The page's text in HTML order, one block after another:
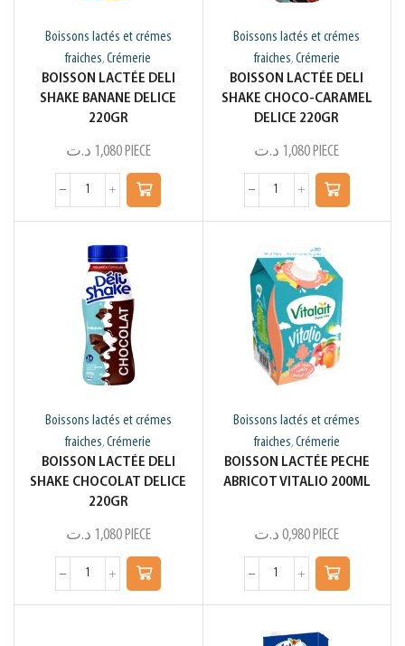
Boissons lactés et crémes
fraiches,Crémerie
BOISSON LACTÉE DELI
SHAKE BANANE DELICE
220GR
1,080 د.ت PIECE
Boissons lactés et crémes
fraiches, Crémerie
BOISSON LACTÉE DELI
SHAKE CHOCO-CARAMEL
DELICE 220GR
1,080 د.ت PIECE
Boissons lactés et crémes
fraiches,Crémerie
BOISSON LACTÉE DELI
SHAKE CHOCOLAT DELICE
220GR
1,080 د.ت PIECE
Boissons lactés et crémes
fraiches, Crémerie
BOISSON LACTÉE PECHE
ABRICOT VITALIO 200ML
0,980 د.ت PIECE